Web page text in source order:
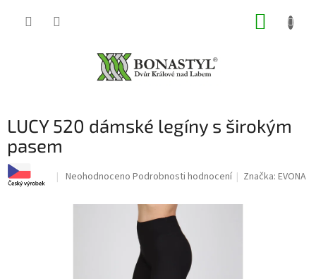
LUCY 520 dámské legíny s širokým
pasem
Průměrné
produktu
Neohodnoceno Podrobnosti hodnocení Značka:EVONA